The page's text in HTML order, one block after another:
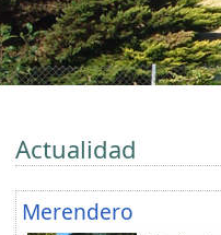
Actualidad
Merendero